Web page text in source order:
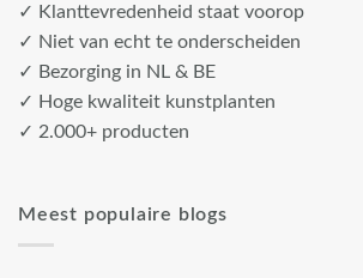
✓ Klanttevredenheid staat voorop
✓ Niet van echt te onderscheiden
✓ Bezorging in NL & BE
✓ Hoge kwaliteit kunstplanten
✓ 2.000+ producten
Meest populaire blogs